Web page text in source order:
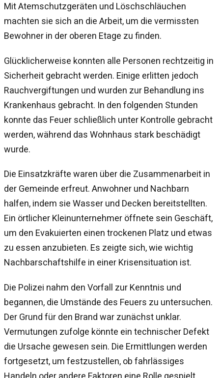
Mit Atemschutzgeräten und Löschschläuchen
machten sie sich an die Arbeit, um die vermissten
Bewohner in der oberen Etage zu finden.
Glücklicherweise konnten alle Personen rechtzeitig in
Sicherheit gebracht werden. Einige erlitten jedoch
Rauchvergiftungen und wurden zur Behandlung ins
Krankenhaus gebracht. In den folgenden Stunden
konnte das Feuer schließlich unter Kontrolle gebracht
werden, während das Wohnhaus stark beschädigt
wurde.
Die Einsatzkräfte waren über die Zusammenarbeit in
der Gemeinde erfreut. Anwohner und Nachbarn
halfen, indem sie Wasser und Decken bereitstellten.
Ein örtlicher Kleinunternehmer öffnete sein Geschäft,
um den Evakuierten einen trockenen Platz und etwas
zu essen anzubieten. Es zeigte sich, wie wichtig
Nachbarschaftshilfe in einer Krisensituation ist.
Die Polizei nahm den Vorfall zur Kenntnis und
begannen, die Umstände des Feuers zu untersuchen.
Der Grund für den Brand war zunächst unklar.
Vermutungen zufolge könnte ein technischer Defekt
die Ursache gewesen sein. Die Ermittlungen werden
fortgesetzt, um festzustellen, ob fahrlässiges
Handeln oder andere Faktoren eine Rolle gespielt